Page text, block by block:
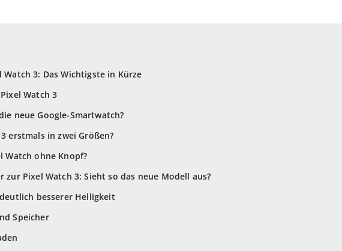
Watch 3: Das Wichtigste in Kürze
Watch 3
neue Google-Smartwatch?
erstmals in zwei Größen?
Watch ohne Knopf?
zur Pixel Watch 3: Sieht so das neue Modell aus?
besserer Helligkeit
Speicher